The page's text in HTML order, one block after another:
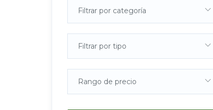
Filtrar por categoría
Filtrar por tipo
Rango de precio